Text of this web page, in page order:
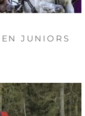
JUNIORS